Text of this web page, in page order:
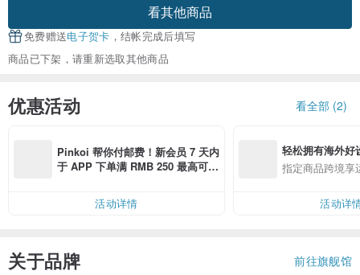
看其他商品
免费赠送电子贺卡 ，结帐完成后填写
商品已下架，请重新选取其他商品
优惠活动 看全部 (2)
Pinkoi 帮你付邮费！新会员 7 天内
于 APP 下单满 RMB 250 最高可折
活动详情
轻松拥有海外好
指定商品跨境享
活动详
关于品牌 前往旗舰馆